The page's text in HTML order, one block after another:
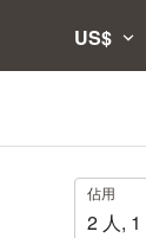
US$
佔
用
佔用
2 人, 1